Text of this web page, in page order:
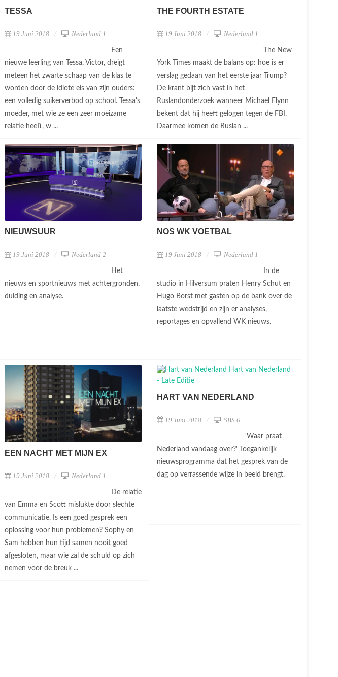
TESSA
19 Juni 2018 Nederland 1
Een
nieuwe leerling van Tessa, Victor, dreigt
meteen het zwarte schaap van de klas te
worden door de idiote eis van zijn ouders:
een volledig suikerverbod op school. Tessa's
moeder, met wie ze een zeer moeizame
relatie heeft, w ...
THE FOURTH ESTATE
19 Juni 2018 Nederland 1
The New
York Times maakt de balans op: hoe is er
verslag gedaan van het eerste jaar Trump?
De krant bijt zich vast in het
Ruslandonderzoek wanneer Michael Flynn
bekent dat hij heeft gelogen tegen de FBI.
Daarmee komen de Ruslan ...
NIEUWSUUR
19 Juni 2018 Nederland 2
Het
nieuws en sportnieuws met achtergronden,
duiding en analyse.
NOS WK VOETBAL
19 Juni 2018 Nederland 1
In de
studio in Hilversum praten Henry Schut en
Hugo Borst met gasten op de bank over de
laatste wedstrijd en zijn er analyses,
reportages en opvallend WK nieuws.
EEN NACHT MET MIJN EX
19 Juni 2018 Nederland 1
De relatie
van Emma en Scott mislukte door slechte
communicatie. Is een goed gesprek een
oplossing voor hun problemen? Sophy en
Sam hebben hun tijd samen nooit goed
afgesloten, maar wie zal de schuld op zich
nemen voor de breuk ...
HART VAN NEDERLAND
19 Juni 2018 SBS 6
'Waar praat
Nederland vandaag over?' Toegankelijk
nieuwsprogramma dat het gesprek van de
dag op verrassende wijze in beeld brengt.